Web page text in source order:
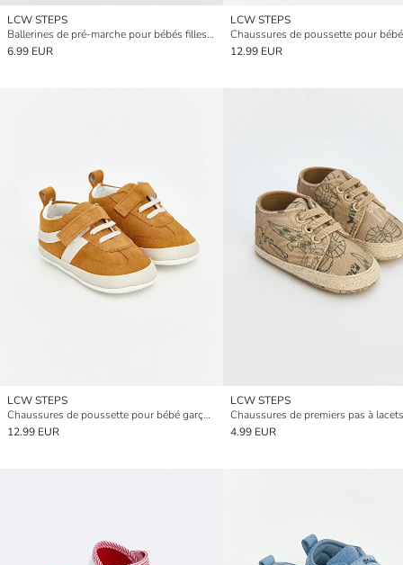
LCW STEPS
Ballerines de pré-marche pour bébés filles brodées de cœurs
6.99 EUR
LCW STEPS
12.99 EUR
LCW STEPS
Chaussures de poussette pour bébé garçon à lacets et à scratch
12.99 EUR
LCW STEPS
4.99 EUR